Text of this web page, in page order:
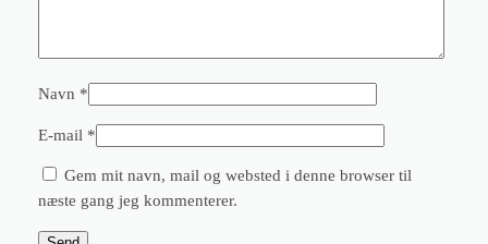
Navn *
E-mail *
Gem mit navn, mail og websted i denne browser til
næste gang jeg kommenterer.